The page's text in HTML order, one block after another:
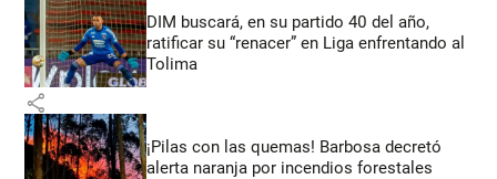
DIM buscará, en su partido 40 del año,
ratificar su “renacer” en Liga enfrentando al
Tolima
share
¡Pilas con las quemas! Barbosa decretó
alerta naranja por incendios forestales